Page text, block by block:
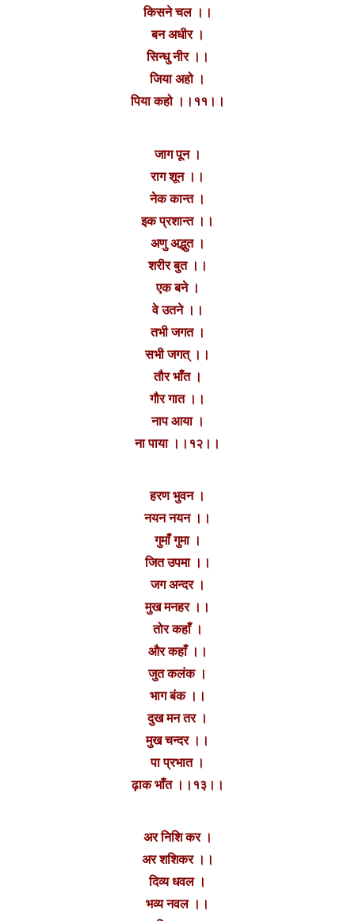
किसने चल ।।
बन अधीर ।
सिन्धु नीर ।।
जिया अहो ।
पिया कहो ।।११।।
जाग पून ।
राग शून ।।
नेक कान्त ।
इक प्रशान्त ।।
अणु अद्भुत ।
शरीर बुत ।।
एक बने ।
वे उतने ।।
तभी जगत ।
सभी जगत् ।।
तौर भाँत ।
गौर गात ।।
नाप आया ।
ना पाया ।।१२।।
हरण भुवन ।
नयन नयन‌ ।।
गुमाँ गुमा ।
जित उपमा ।।
जग अन्दर ।
मुख मनहर ।।
तोर कहाँ ।
और कहाँ ।।
जुत कलंक ।
भाग बंक ।।
दुख मन तर ।
मुख चन्दर ।।
पा प्रभात ।
ढ़ाक भाँत ।।१३।।
अर निशि कर ।
अर शशिकर ।।
दिव्य धवल ।
भव्य नवल ।।